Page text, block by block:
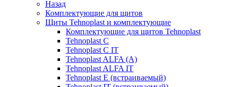
Назад
Комплектующие для щитов
Щиты Tehnoplast и комплектующие
Комплектующие для щитов Tehnoplast
Tehnoplast C
Tehnoplast C IT
Tehnoplast ALFA (А)
Tehnoplast ALFA IT
Tehnoplast E (встраиваемый)